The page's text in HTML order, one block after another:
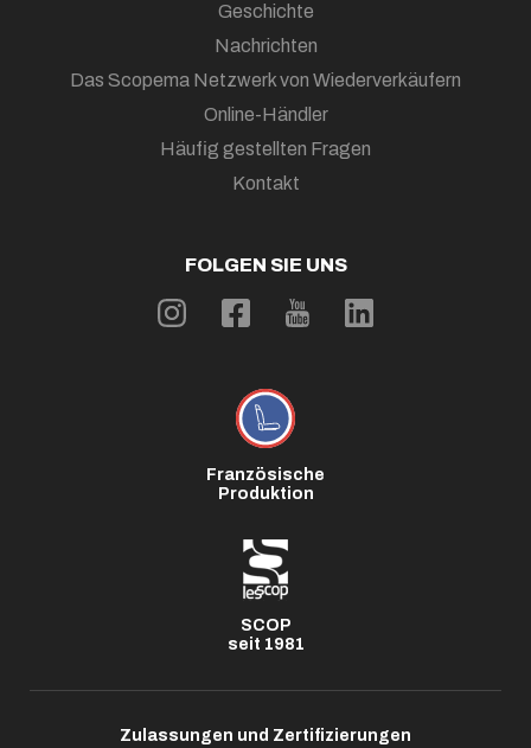
Geschichte
Nachrichten
Das Scopema Netzwerk von Wiederverkäufern
Online-Händler
Häufig gestellten Fragen
Kontakt
FOLGEN SIE UNS
Französische
Produktion
SCOP
seit 1981
Zulassungen und Zertifizierungen